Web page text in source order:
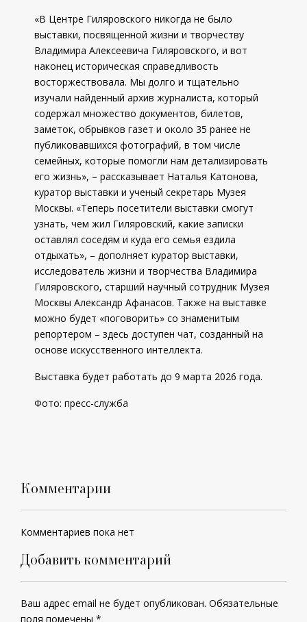
«В Центре Гиляровского никогда не было
выставки, посвященной жизни и творчеству
Владимира Алексеевича Гиляровского, и вот
наконец историческая справедливость
восторжествовала. Мы долго и тщательно
изучали найденный архив журналиста, который
содержал множество документов, билетов,
заметок, обрывков газет и около 35 ранее не
публиковавшихся фотографий, в том числе
семейных, которые помогли нам детализировать
его жизнь», – рассказывает Наталья Катонова,
куратор выставки и ученый секретарь Музея
Москвы. «Теперь посетители выставки смогут
узнать, чем жил Гиляровский, какие записки
оставлял соседям и куда его семья ездила
отдыхать», – дополняет куратор выставки,
исследователь жизни и творчества Владимира
Гиляровского, старший научный сотрудник Музея
Москвы Александр Афанасов. Также на выставке
можно будет «поговорить» со знаменитым
репортером – здесь доступен чат, созданный на
основе искусственного интеллекта.
Выставка будет работать до 9 марта 2026 года.
Фото: пресс-служба
Комментарии
Комментариев пока нет
Добавить комментарий
Ваш адрес email не будет опубликован. Обязательные
поля помечены *